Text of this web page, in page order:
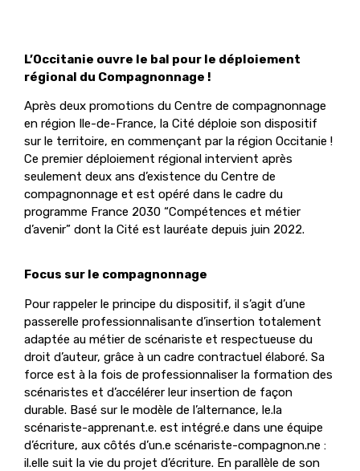
L’Occitanie ouvre le bal pour le déploiement
régional du Compagnonnage !
Après deux promotions du Centre de compagnonnage
en région Ile-de-France, la Cité déploie son dispositif
sur le territoire, en commençant par la région Occitanie !
Ce premier déploiement régional intervient après
seulement deux ans d’existence du Centre de
compagnonnage et est opéré dans le cadre du
programme France 2030 “Compétences et métier
d’avenir” dont la Cité est lauréate depuis juin 2022.
Focus sur le compagnonnage
Pour rappeler le principe du dispositif, il s’agit d’une
passerelle professionnalisante d’insertion totalement
adaptée au métier de scénariste et respectueuse du
droit d’auteur, grâce à un cadre contractuel élaboré. Sa
force est à la fois de professionnaliser la formation des
scénaristes et d’accélérer leur insertion de façon
durable. Basé sur le modèle de l’alternance, le.la
scénariste-apprenant.e. est intégré.e dans une équipe
d’écriture, aux côtés d’un.e scénariste-compagnon.ne :
il.elle suit la vie du projet d’écriture. En parallèle de son